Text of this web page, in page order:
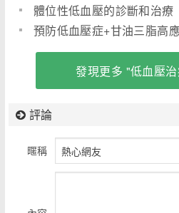
體位性低血壓的診斷和治療
預防低血壓症+甘油三脂高
發現更多 "低血壓
評論
暱稱